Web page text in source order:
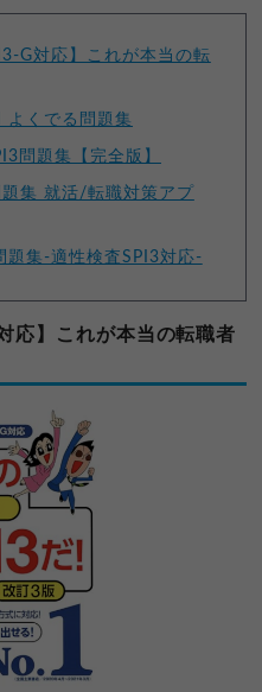
G対応】これが本当の転
よくでる問題集
問題集【完全版】
集 就活/転職対策アプ
題集-適性検査SPI3対応-
応】これが本当の転職者